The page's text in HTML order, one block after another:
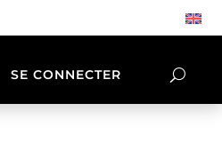
SE CONNECTER